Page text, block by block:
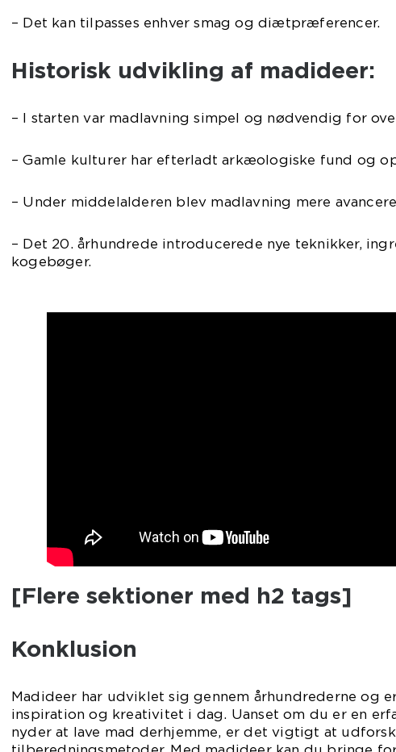
– Det kan tilpasses enhver smag og diætpræferencer.
Historisk udvikling af madideer:
– I starten var madlavning simpel og nødvendig for
– Gamle kulturer har efterladt arkæologiske fund og
– Under middelalderen blev madlavning mere
– Det 20. århundrede introducerede nye teknikker,
kogebøger.
[Flere sektioner med h2 tags]
Konklusion
Madideer har udviklet sig gennem århundrederne og
inspiration og kreativitet i dag. Uanset om du er en
nyder at lave mad derhjemme, er det vigtigt at